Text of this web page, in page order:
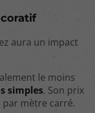
aura un impact
le moins
simples. Son prix
par mètre carré.